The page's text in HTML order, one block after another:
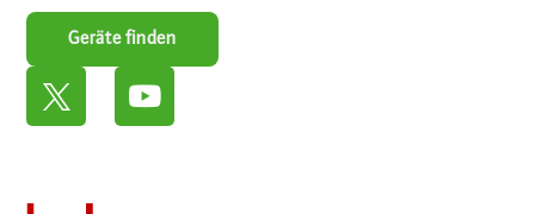
Geräte finden